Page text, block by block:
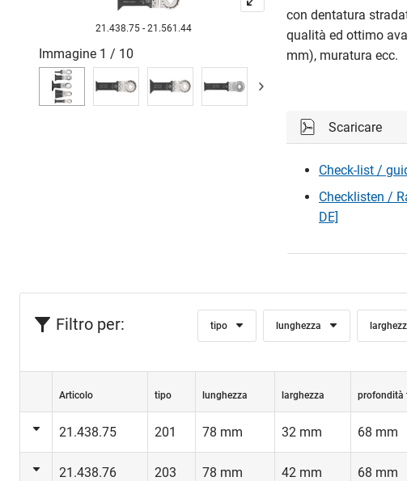
21.438.75 - 21.561.44
Immagine 1 / 10
con dentatura
qualità ed ottimo
mm), muratura ecc.
Scaricare
Check-list /
Checklisten /
DE]
Filtro per: tipo lunghezza
Articolo tipo lunghezza larghezza profondità
21.438.75 201 78 mm 32 mm 68 mm
21.438.76 203 78 mm 42 mm 68 mm